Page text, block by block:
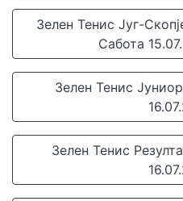
Зелен Тенис Југ-
Сабота
Зелен Тенис
Зелен Тенис